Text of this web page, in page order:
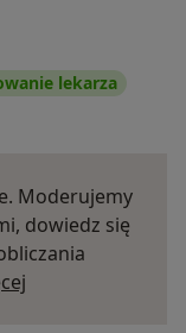
lekarza
Moderujemy
dowiedz się